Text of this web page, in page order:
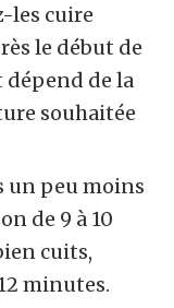
les cuire
le début de
dépend de la
souhaitée
un peu moins
de 9 à 10
cuits,
minutes.